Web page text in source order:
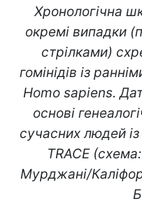
Хронологічна
окремі випадки
стрілками)
гомінідів із
Homo sapiens.
основі
сучасних людей
TRACE
Мурджані/